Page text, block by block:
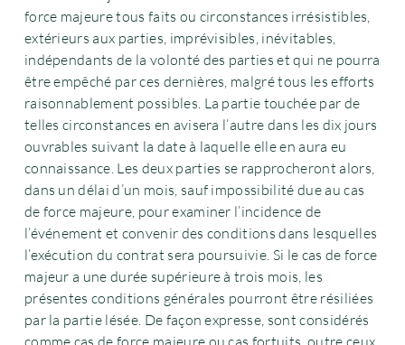
force majeure tous faits ou circonstances irrésistibles,
extérieurs aux parties, imprévisibles, inévitables,
indépendants de la volonté des parties et qui ne pourra
être empêché par ces dernières, malgré tous les efforts
raisonnablement possibles. La partie touchée par de
telles circonstances en avisera l’autre dans les dix jours
ouvrables suivant la date à laquelle elle en aura eu
connaissance. Les deux parties se rapprocheront alors,
dans un délai d’un mois, sauf impossibilité due au cas
de force majeure, pour examiner l’incidence de
l’événement et convenir des conditions dans lesquelles
l’exécution du contrat sera poursuivie. Si le cas de force
majeur a une durée supérieure à trois mois, les
présentes conditions générales pourront être résiliées
par la partie lésée. De façon expresse, sont considérés